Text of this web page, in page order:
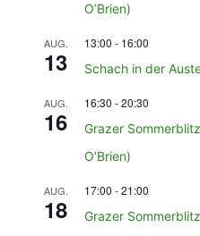
O’Brien)
AUG.
13
13:00 - 16:00
Schach in der
AUG.
16
16:30 -20:30
Grazer
O’Brien)
AUG.
18
17:00 -21:00
Grazer